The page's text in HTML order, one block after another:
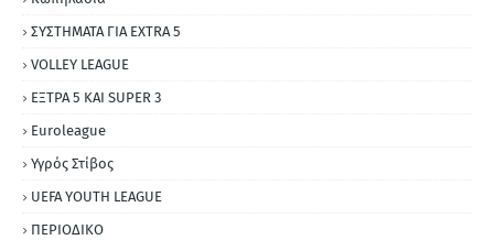
ΣΥΣΤΗΜΑΤΑ ΓΙΑ ΕΧΤRΑ 5
VOLLEY LEAGUE
ΕΞΤΡΑ 5 ΚΑΙ SUPER 3
Εuroleague
Υγρός Στίβος
UEFA YOUTH LEAGUE
ΠΕΡΙΟΔΙΚΟ